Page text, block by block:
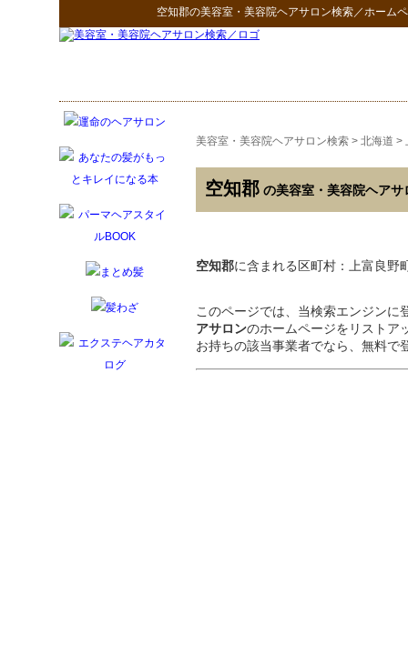
空知郡の美容室・美容院ヘアサロン検索／ホーム
美容室・美容院ヘアサロン検索 > 北海道 >
空知郡 の美容室・美容院ヘアサ
空知郡に含まれる区町村：上富良野
このページでは、当検索エンジンに
アサロンのホームページをリスト
お持ちの該当事業者でなら、無料で